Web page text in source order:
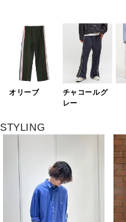
オリーブ
チャコールグ
レー
STYLING